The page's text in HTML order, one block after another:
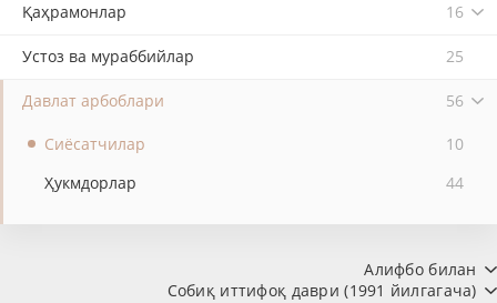
Қаҳрамонлар 16
Устоз ва мураббийлар 25
Давлат арбоблари 56
Сиёсатчилар
10
Ҳукмдорлар
44
Алифбо билан
Собиқ иттифоқ даври (1991 йилгагача)